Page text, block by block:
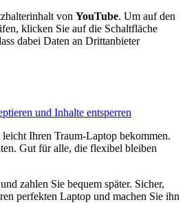
von YouTube. Um auf den
klicken Sie auf die Schaltfläche
dabei Daten an Drittanbieter
und Inhalte entsperren
Ihren Traum-Laptop bekommen.
Gut für alle, die flexibel bleiben
zahlen Sie bequem später. Sicher,
perfekten Laptop und machen Sie ihn